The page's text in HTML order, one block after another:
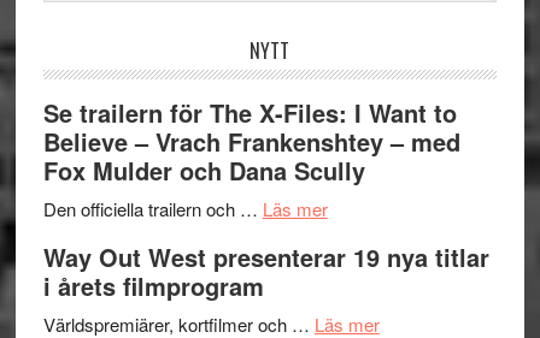
webbplatsen
NYTT
Se trailern för The X-Files: I Want to
Believe – Vrach Frankenshtey – med
Fox Mulder och Dana Scully
Den officiella trailern och … Läs merom
trailern
The
Way Out West presenterar 19 nya titlar
i årets filmprogram
Världspremiärer, kortfilmer och … Läs merom